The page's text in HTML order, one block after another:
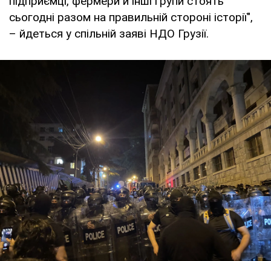
сьогодні разом на правильній стороні історії",
– йдеться у спільній заяві НДО Грузії.